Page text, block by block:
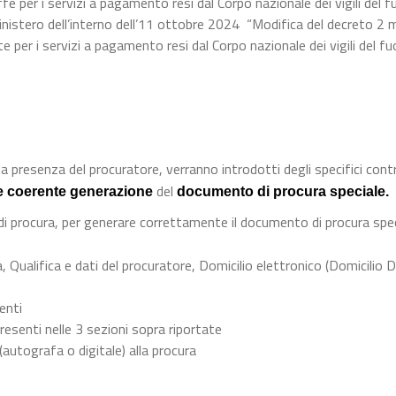
dell’interno dell’11 ottobre 2024 “Modifica del decreto 2
i servizi a pagamento resi dal Corpo nazionale dei vigili del
presenza del procuratore, verranno introdotti degli specifici
coerente generazione del documento di procura speciale.
procura, per generare correttamente il documento di procura
Qualifica e dati del procuratore, Domicilio elettronico (Domicilio
nelle 3 sezioni sopra riportate
o digitale) alla procura